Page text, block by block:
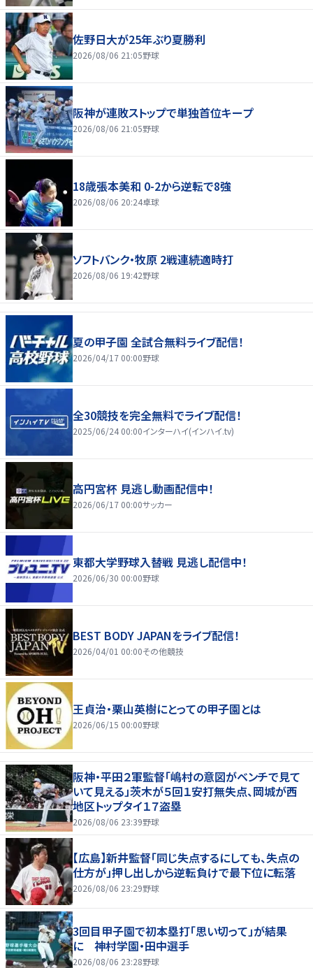
佐野日大が25年ぶり夏勝利
2026/08/06 21:05野球
阪神が連敗ストップで単独首位キープ
2026/08/06 21:05野球
18歳張本美和 0-2から逆転で8強
2026/08/06 20:24卓球
ソフトバンク・牧原 2戦連続適時打
2026/08/06 19:42野球
夏の甲子園 全試合無料ライブ配信！
2026/04/17 00:00野球
全30競技を完全無料でライブ配信！
2025/06/24 00:00インターハイ(インハイ.tv)
高円宮杯 見逃し動画配信中！
2026/06/17 00:00サッカー
東都大学野球入替戦 見逃し配信中！
2026/06/30 00:00野球
BEST BODY JAPANをライブ配信！
2026/04/01 00:00その他競技
王貞治・栗山英樹にとっての甲子園とは
2026/06/15 00:00野球
阪神・平田２軍監督「嶋村の意図がベンチで見て
いて見える」茨木が５回１安打無失点、岡城が西
地区トップタイ１７盗塁
2026/08/06 23:39野球
【広島】新井監督「同じ失点するにしても、失点の
仕方が」押し出しから逆転負けで最下位に転落
2026/08/06 23:29野球
3回目甲子園で初本塁打「思い切って」が結果
に 神村学園・田中選手
2026/08/06 23:28野球